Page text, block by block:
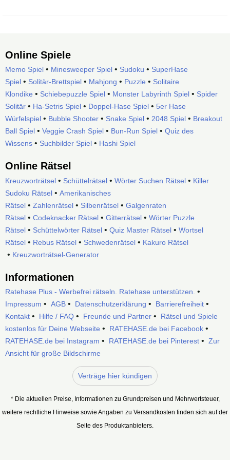
Online Spiele
Memo Spiel • Minesweeper Spiel • Sudoku • SuperHase
Spiel • Solitär-Brettspiel • Mahjong • Puzzle • Solitaire
Klondike • Schiebepuzzle Spiel • Monster Labyrinth Spiel • Spider
Solitär • Ha-Setris Spiel • Doppel-Hase Spiel • 5er Hase
Würfelspiel • Bubble Shooter • Snake Spiel • 2048 Spiel • Breakout
Ball Spiel • Veggie Crash Spiel • Bun-Run Spiel • Quiz des
Wissens • Suchbilder Spiel • Hashi Spiel
Online Rätsel
Kreuzworträtsel • Schüttelrätsel • Wörter Suchen Rätsel • Killer
Sudoku Rätsel • Amerikanisches
Rätsel • Zahlenrätsel • Silbenrätsel • Galgenraten
Rätsel • Codeknacker Rätsel • Gitterrätsel • Wörter Puzzle
Rätsel • Schüttelwörter Rätsel • Quiz Master Rätsel • Wortsel
Rätsel • Rebus Rätsel • Schwedenrätsel • Kakuro Rätsel
• Kreuzworträtsel-Generator
Informationen
Ratehase Plus - Werbefrei rätseln. Ratehase unterstützen. •
Impressum • AGB • Datenschutzerklärung • Barrierefreiheit •
Kontakt • Hilfe / FAQ • Freunde und Partner • Rätsel und Spiele
kostenlos für Deine Webseite • RATEHASE.de bei Facebook •
RATEHASE.de bei Instagram • RATEHASE.de bei Pinterest • Zur
Ansicht für große Bildschirme
Verträge hier kündigen
* Die aktuellen Preise, Informationen zu Grundpreisen und Mehrwertsteuer,
weitere rechtliche Hinweise sowie Angaben zu Versandkosten finden sich auf der
Seite des Produktanbieters.